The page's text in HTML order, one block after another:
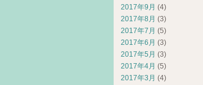
2017年9月 (4)
2017年8月 (3)
2017年7月 (5)
2017年6月 (3)
2017年5月 (3)
2017年4月 (5)
2017年3月 (4)